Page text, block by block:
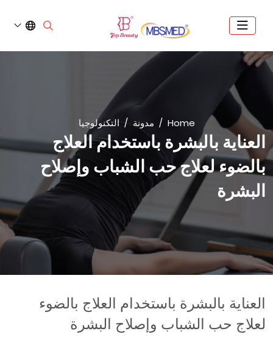
Home مدونة التكنولوجيا
العناية بالبشرة باستخدام العلاج
بالضوء لعلاج حب الشباب وإصلاح
البشرة
العناية بالبشرة باستخدام العلاج بالضوء
لعلاج حب الشباب وإصلاح البشرة